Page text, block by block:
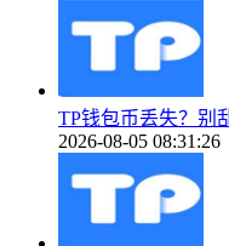
TP钱包币丢失？别
2026-08-05 08:31:26